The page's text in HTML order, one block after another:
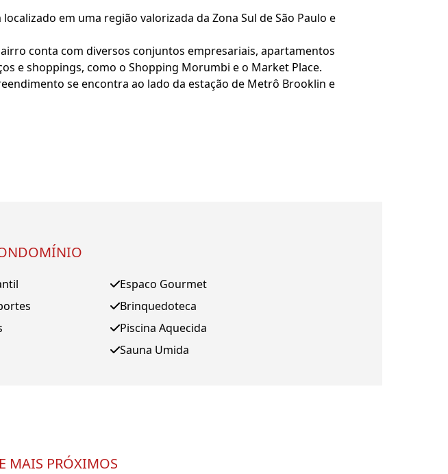
em uma região valorizada da Zona Sul de São Paulo e
conta com diversos conjuntos empresariais, apartamentos
e shoppings, como o Shopping Morumbi e o Market Place.
se encontra ao lado da estação de Metrô Brooklin e
Espaco Gourmet
Brinquedoteca
Piscina Aquecida
Sauna Umida
MAIS PRÓXIMOS